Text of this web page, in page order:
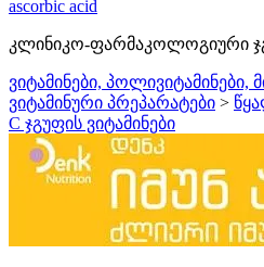
ascorbic acid
კლინიკო-ფარმაკოლოგიური
ვიტამინები, პოლივიტამინები,
ვიტამინური პრეპარატები >
C ჯგუფის ვიტამინები